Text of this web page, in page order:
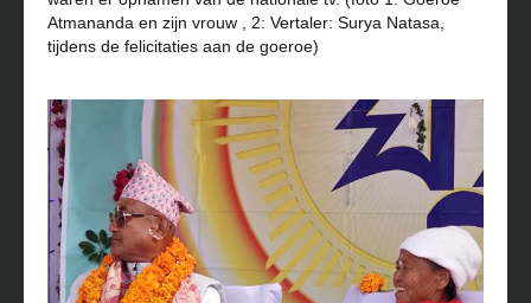
Atmananda en zijn vrouw , 2: Vertaler: Surya Natasa,
tijdens de felicitaties aan de goeroe)